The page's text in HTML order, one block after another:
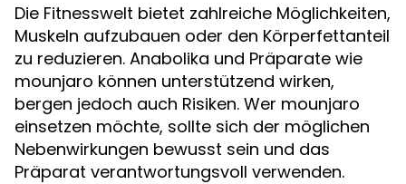
Die Fitnesswelt bietet zahlreiche Möglichkeiten,
Muskeln aufzubauen oder den Körperfettanteil
zu reduzieren. Anabolika und Präparate wie
mounjaro können unterstützend wirken,
bergen jedoch auch Risiken. Wer mounjaro
einsetzen möchte, sollte sich der möglichen
Nebenwirkungen bewusst sein und das
Präparat verantwortungsvoll verwenden.